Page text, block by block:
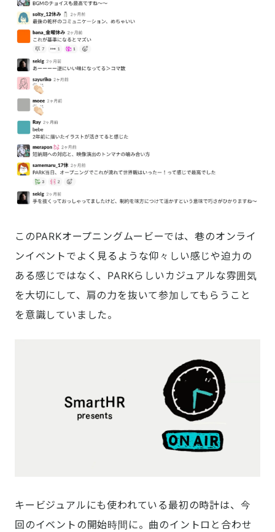
このPARKオープニングムービーでは、巷のオンライ
ンイベントでよく見るような仰々しい感じや迫力の
ある感じではなく、PARKらしいカジュアルな雰囲気
を大切にして、肩の力を抜いて参加してもらうこと
を意識していました。
キービジュアルにも使われている最初の時計は、今
回のイベントの開始時間に。曲のイントロと合わせ